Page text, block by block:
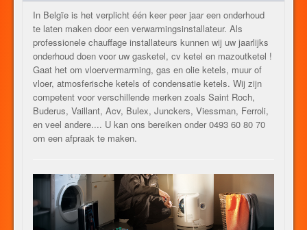
ANDER BEROEPEN
CONTACT
JOB
In Belgïe is het verplicht één keer peer jaar een onderhoud
te laten maken door een verwarmingsinstallateur. Als
professionele chauffage installateurs kunnen wij uw jaarlijks
onderhoud doen voor uw gasketel, cv ketel en mazoutketel !
Gaat het om vloervermarming, gas en olie ketels, muur of
vloer, atmosferische ketels of condensatie ketels. Wij zijn
competent voor verschillende merken zoals Saint Roch,
Buderus, Vaillant, Acv, Bulex, Junckers, Viessman, Ferroli,
en veel andere.... U kan ons bereiken onder 0493 60 80 70
om een afpraak te maken.